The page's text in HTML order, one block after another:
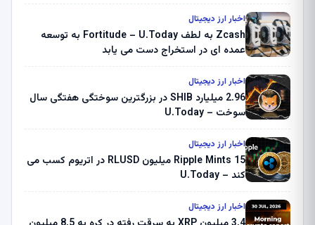
اخبار ارز دیجیتال
Zcash به لطف Fortitude – U.Today به توسعه
عمده ای در استخراج دست می یابد
اخبار ارز دیجیتال
2.96 میلیارد SHIB در بزرگترین سوختگی هفتگی سال
سوخت – U.Today
اخبار ارز دیجیتال
Ripple Mints 15 میلیون RLUSD در اتریوم کسب می
کند – U.Today
اخبار ارز دیجیتال